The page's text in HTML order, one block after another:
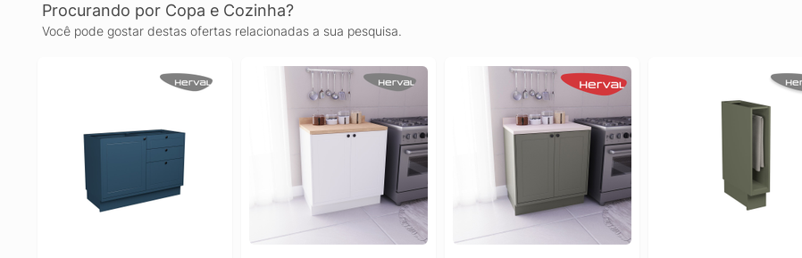
Procurando por Copa e Cozinha?
Você pode gostar destas ofertas relacionadas a sua pesquisa.